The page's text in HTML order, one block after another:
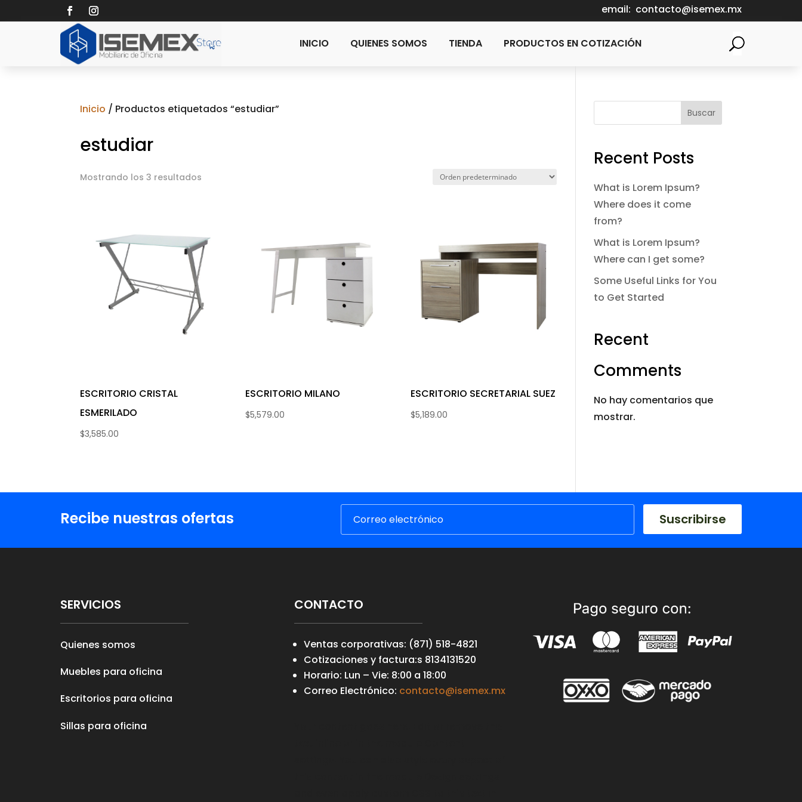
email: contacto@isemex.mx
INICIO QUIENES SOMOS TIENDA PRODUCTOS EN COTIZACIÓN
Inicio / Productos etiquetados “estudiar”
estudiar
Mostrando los 3 resultados
ESCRITORIO CRISTAL
ESMERILADO
$3,585.00
ESCRITORIO MILANO
$5,579.00
ESCRITORIO SECRETARIAL SUEZ
$5,189.00
Buscar
Recent Posts
What is Lorem Ipsum?
Where does it come
from?
What is Lorem Ipsum?
Where can I get some?
Some Useful Links for You
to Get Started
Recent
Comments
No hay comentarios que
mostrar.
Recibe nuestras ofertas Suscribirse
SERVICIOS
Quienes somos
Muebles para oficina
Escritorios para oficina
Sillas para oficina
CONTACTO
Ventas corporativas: (871) 518-4821
Cotizaciones y factura:s 8134131520
Horario: Lun – Vie: 8:00 a 18:00
Correo Electrónico: contacto@isemex.mx